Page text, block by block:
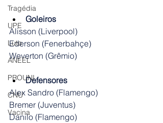
Tragédia
UPE
Luto
ANEEL
PROUNI
CNU
Vacina
Goleiros
Alisson (Liverpool)
Ederson (Fenerbahçe)
Weverton (Grêmio)
Defensores
Alex Sandro (Flamengo)
Bremer (Juventus)
Danilo (Flamengo)